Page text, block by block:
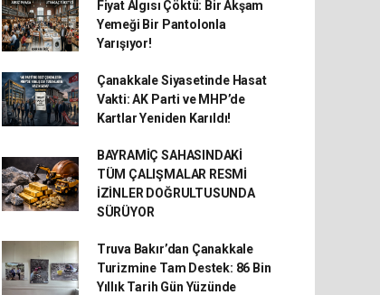
Fiyat Algısı Çöktü: Bir Akşam
Yemeği Bir Pantolonla
Yarışıyor!
Çanakkale Siyasetinde Hasat
Vakti: AK Parti ve MHP’de
Kartlar Yeniden Karıldı!
BAYRAMİÇ SAHASINDAKİ
TÜM ÇALIŞMALAR RESMİ
İZİNLER DOĞRULTUSUNDA
SÜRÜYOR
Truva Bakır’dan Çanakkale
Turizmine Tam Destek: 86 Bin
Yıllık Tarih Gün Yüzünde